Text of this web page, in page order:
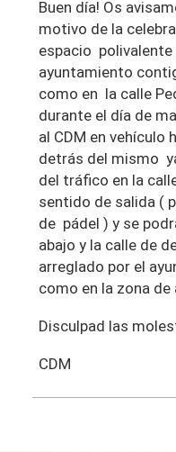
Buen día! Os
motivo de la
espacio
ayuntamiento
como en la calle
durante el día de
al CDM en vehículo
detrás del mismo
del tráfico en la
sentido de salida (
de pádel ) y se
abajo y la calle de
arreglado por el
como en la zona
Disculpad las
CDM